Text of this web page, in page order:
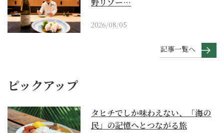
野リゾー…
2026/08/05
記事一覧へ
ピックアップ
タヒチでしか味わえない、「海の
民」の記憶へとつながる旅